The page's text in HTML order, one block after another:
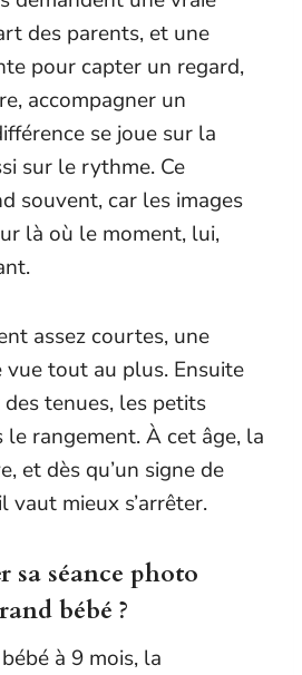
des parents, et une
pour capter un regard,
accompagner un
se joue sur la
sur le rythme. Ce
souvent, car les images
là où le moment, lui,
assez courtes, une
vue tout au plus. Ensuite
tenues, les petits
le rangement. À cet âge, la
et dès qu’un signe de
vaut mieux s’arrêter.
sa séance photo
bébé ?
à 9 mois, la